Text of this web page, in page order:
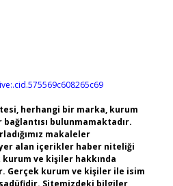
herhangi bir marka, kurum
bulunmamaktadır.
makaleler
alan içerikler haber niteliği
ve kişiler hakkında
Gerçek kurum ve kişiler ile isim
Sitemizdeki bilgiler